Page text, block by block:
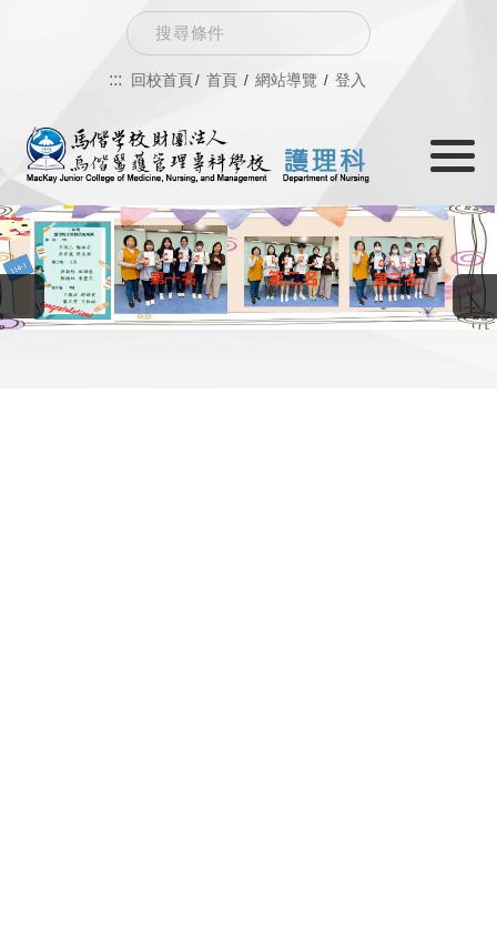
要
內
容
::: 回校首頁 首頁 網站導覽 登入
Search
Toggle